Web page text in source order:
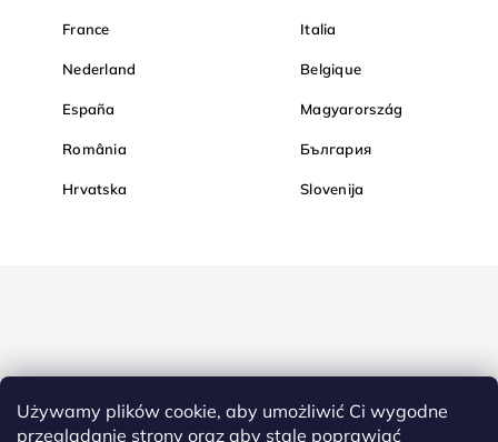
Używamy plików cookie, aby umożliwić Ci wygodne
przeglądanie strony oraz aby stale poprawiać
France Italia
Nederland Belgique
España Magyarország
România България
Hrvatska Slovenija